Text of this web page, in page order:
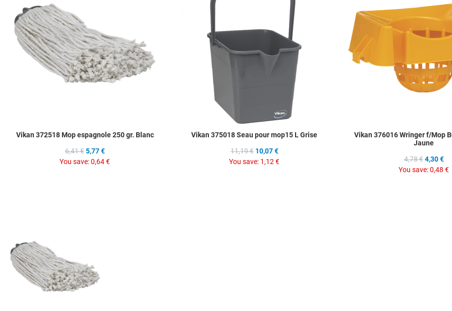
Add to Compare
Vikan 372518 Mop espagnole 250 gr. Blanc
6,41 € 5,77 €
You save:0,64 €
Quick View
Vikan 375018 Seau pour mop15 L Grise
11,19 € 10,07 €
You save: 1,12 €
Vikan 376016 Wringer f/Mop
Jaune
4,78 € 4,30 €
You save:0,48 €